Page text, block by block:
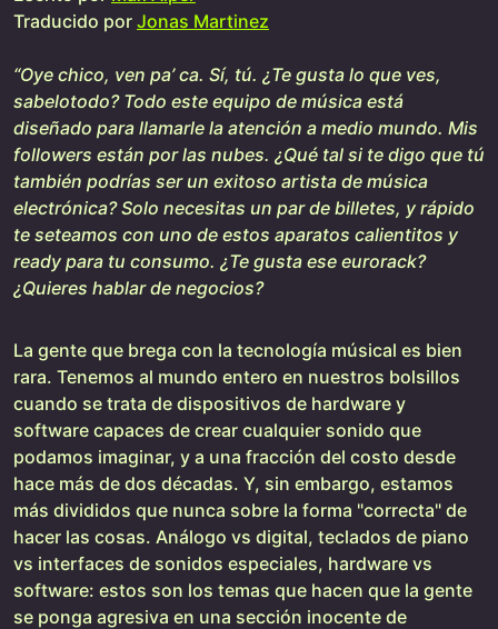
Traducido por Jonas Martinez
“Oye chico, ven pa’ ca. Sí, tú. ¿Te gusta lo que ves,
sabelotodo? Todo este equipo de música está
diseñado para llamarle la atención a medio mundo. Mis
followers están por las nubes. ¿Qué tal si te digo que tú
también podrías ser un exitoso artista de música
electrónica? Solo necesitas un par de billetes, y rápido
te seteamos con uno de estos aparatos calientitos y
ready para tu consumo. ¿Te gusta ese eurorack?
¿Quieres hablar de negocios?
La gente que brega con la tecnología músical es bien
rara. Tenemos al mundo entero en nuestros bolsillos
cuando se trata de dispositivos de hardware y
software capaces de crear cualquier sonido que
podamos imaginar, y a una fracción del costo desde
hace más de dos décadas. Y, sin embargo, estamos
más divididos que nunca sobre la forma "correcta" de
hacer las cosas. Análogo vs digital, teclados de piano
vs interfaces de sonidos especiales, hardware vs
software: estos son los temas que hacen que la gente
se ponga agresiva en una sección inocente de